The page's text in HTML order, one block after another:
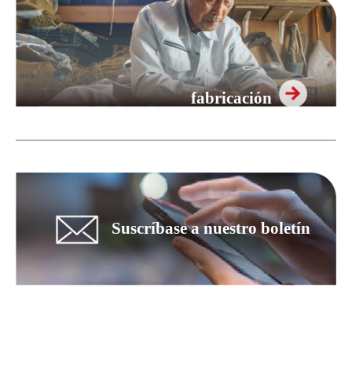
fabricación
Suscríbase a nuestro boletín